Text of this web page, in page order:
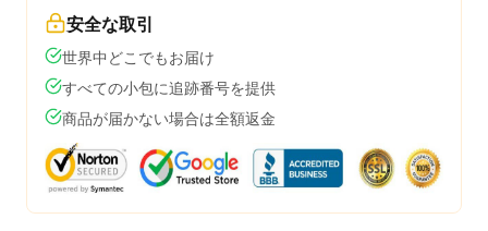
安全な取引
世界中どこでもお届け
すべての小包に追跡番号を提供
商品が届かない場合は全額返金